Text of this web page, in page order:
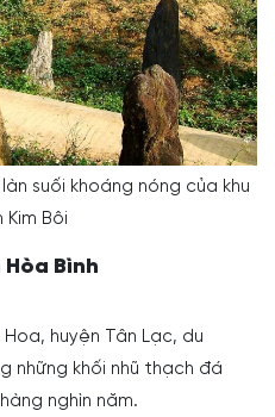
suối khoáng nóng của khu
Kim Bôi
Hòa Bình
huyện Tân Lạc, du
những khối nhũ thạch đá
nghìn năm.